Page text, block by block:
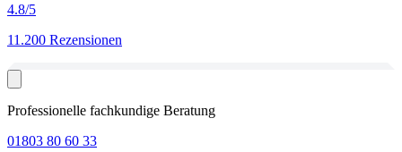
4.8/5
11.200 Rezensionen
Professionelle fachkundige Beratung
01803 80 60 33